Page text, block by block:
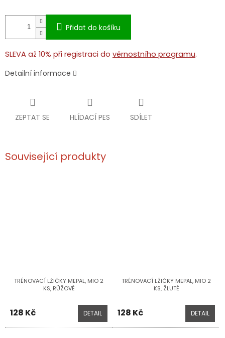
Přidat do košíku
SLEVA až 10% při registraci do věrnostního programu.
Detailní informace
ZEPTAT SE HLÍDACÍ PES SDÍLET
Související produkty
TRÉNOVACÍ LŽIČKY MEPAL, MIO 2
KS, RŮŽOVÉ
128 Kč DETAIL
TRÉNOVACÍ LŽIČKY MEPAL, MIO 2
KS, ŽLUTÉ
128 Kč DETAIL